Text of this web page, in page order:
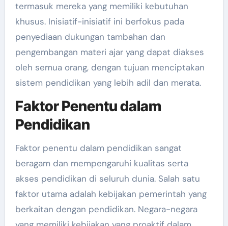
termasuk mereka yang memiliki kebutuhan
khusus. Inisiatif-inisiatif ini berfokus pada
penyediaan dukungan tambahan dan
pengembangan materi ajar yang dapat diakses
oleh semua orang, dengan tujuan menciptakan
sistem pendidikan yang lebih adil dan merata.
Faktor Penentu dalam
Pendidikan
Faktor penentu dalam pendidikan sangat
beragam dan mempengaruhi kualitas serta
akses pendidikan di seluruh dunia. Salah satu
faktor utama adalah kebijakan pemerintah yang
berkaitan dengan pendidikan. Negara-negara